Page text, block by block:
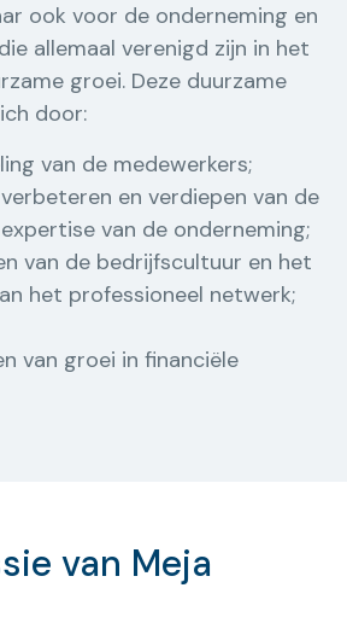
ook voor de onderneming en
allemaal verenigd zijn in het
groei. Deze duurzame
door:
van de medewerkers;
en verdiepen van de
van de onderneming;
van de bedrijfscultuur en het
het professioneel netwerk;
van groei in financiële
van Meja